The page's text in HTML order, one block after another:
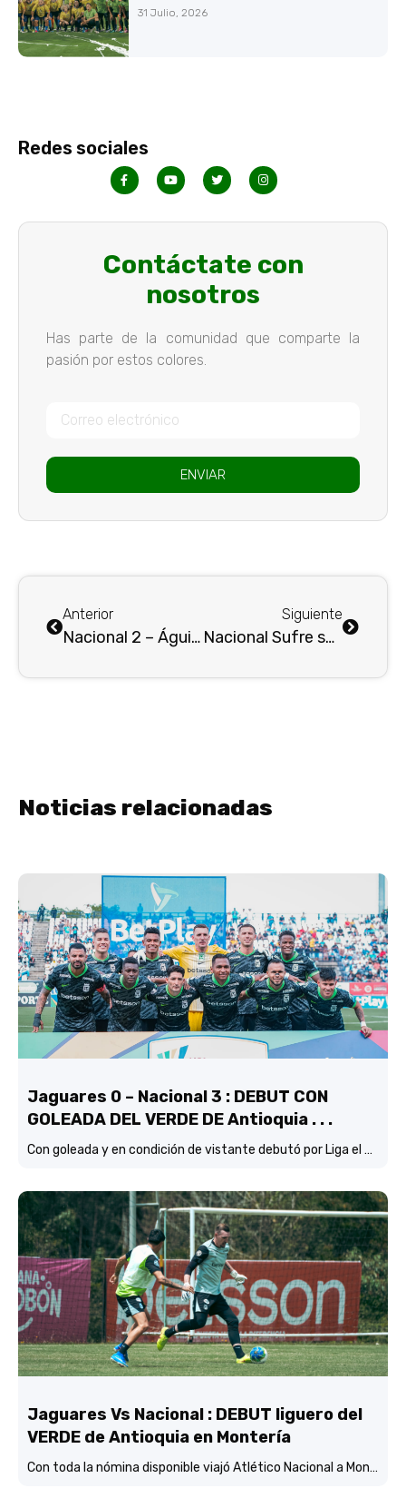
31 Julio, 2026
Redes sociales
Contáctate con
nosotros
Has parte de la comunidad que comparte la
pasión por estos colores.
ENVIAR
Anterior
Nacional 2 – Águilas 1 : EL VERDE VUELA ALTO.
Siguiente
Nacional Sufre su Primera Derrota con Diego Arias en la Última Jornada
Noticias relacionadas
Jaguares 0 – Nacional 3 : DEBUT CON
GOLEADA DEL VERDE DE Antioquia . . .
Con goleada y en condición de vistante debutó por Liga el verde de Lucas González frente a Jaguares de Córdoba.
Jaguares Vs Nacional : DEBUT liguero del
VERDE de Antioquia en Montería
Con toda la nómina disponible viajó Atlético Nacional a Montería y está concentrado y listo para enfrentar mañana (3:45 p.m.) a Jaguares de Córdoba en el estadio Jaraguay.